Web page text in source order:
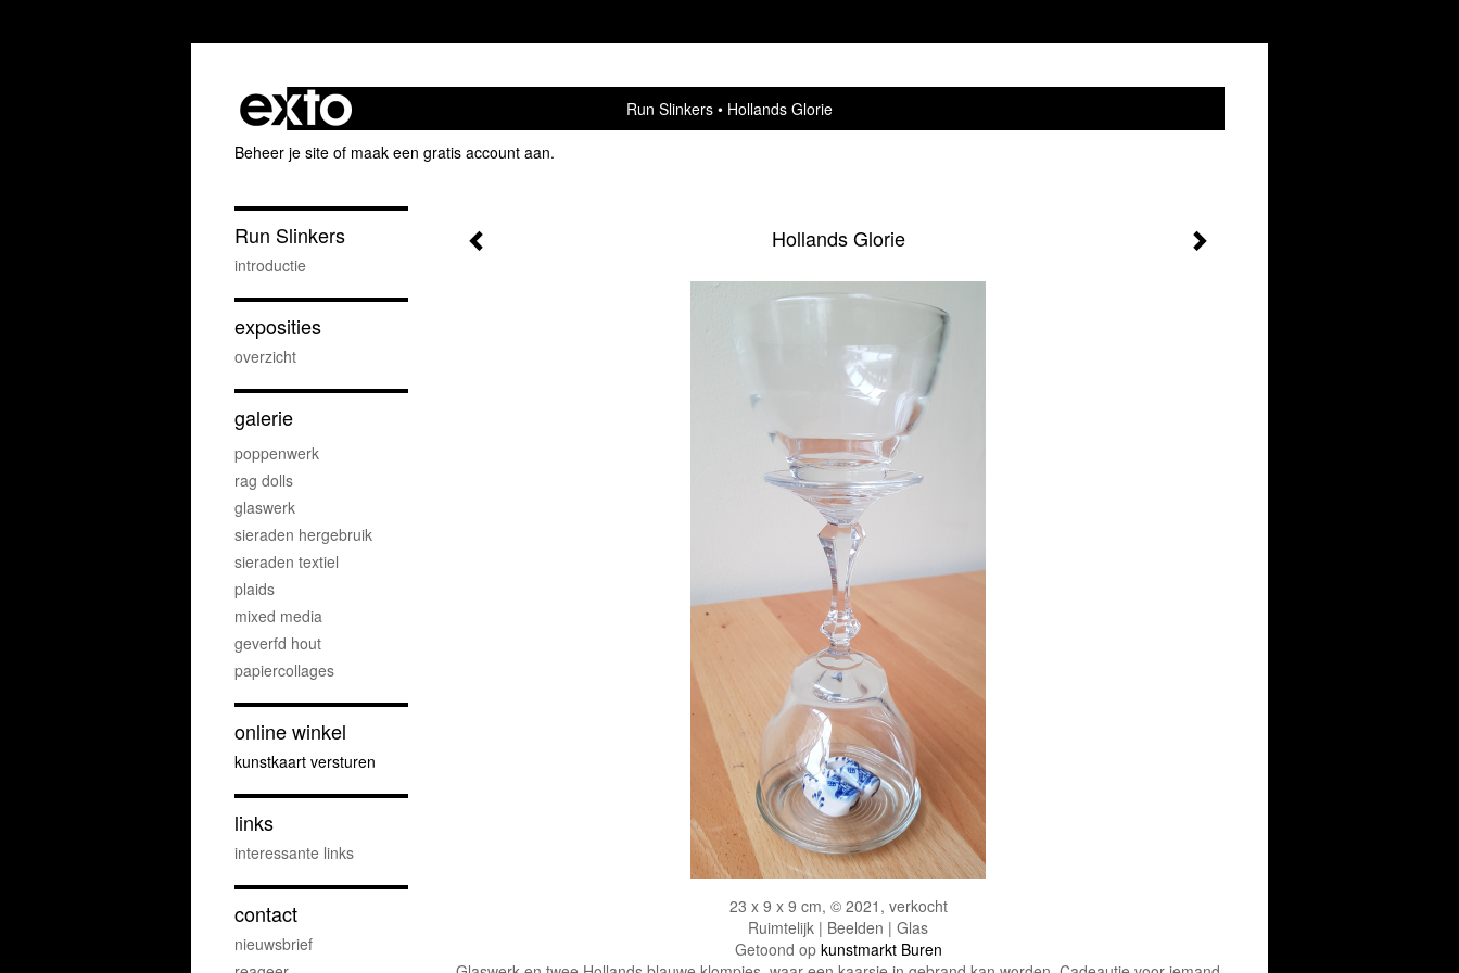
Run Slinkers
Hollands Glorie
Beheer je site of maak een gratis account aan.
Hollands Glorie
23 x 9 x 9 cm, © 2021, verkocht
Ruimtelijk | Beelden | Glas
Getoond op kunstmarkt Buren
Run Slinkers
introductie
exposities
overzicht
galerie
poppenwerk
rag dolls
glaswerk
sieraden hergebruik
sieraden textiel
plaids
mixed media
geverfd hout
papiercollages
online winkel
kunstkaart versturen
links
interessante links
contact
nieuwsbrief